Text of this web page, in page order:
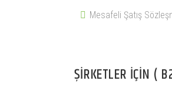
Mesafeli Şatış
ŞIRKETLER İÇIN (